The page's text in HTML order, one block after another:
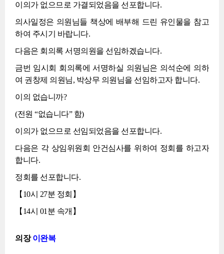
이의가 없으므로 가결되었음을 선포합니다.
의사일정은 의원님들 책상에 배부해 드린 유인물을 참고
하여 주시기 바랍니다.
다음은 회의록 서명의원을 선임하겠습니다.
금번 임시회 회의록에 서명하실 의원님은 의석순에 의하
여 권창제 의원님, 박상무 의원님을 선임하고자 합니다.
이의 없습니까?
(전원 “없습니다” 함)
이의가 없으므로 선임되었음을 선포합니다.
다음은 각 상임위원회 안건심사를 위하여 정회를 하고자
합니다.
정회를 선포합니다.
【10시 27분 정회】
【14시 01분 속개】
의장이완복